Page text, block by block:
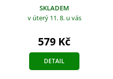
SKLADEM
v úterý 11. 8. u vás
579 Kč
DETAIL